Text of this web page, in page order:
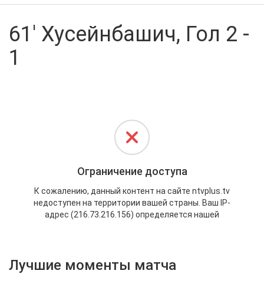
О сайте
Активировать промокод
61' Хусейнбашич, Гол 2 -
1
Лучшие моменты матча